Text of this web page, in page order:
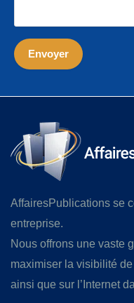
AffairesPublications se
entreprise.
Nous offrons une vaste
maximiser la visibilité
ainsi que sur l’Internet